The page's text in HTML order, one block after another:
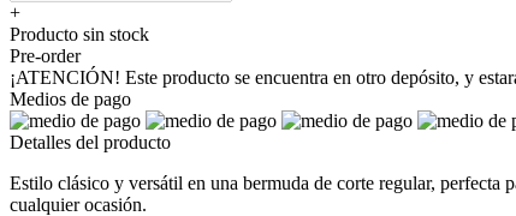
+
Producto sin stock
Pre-order
¡ATENCIÓN! Este producto se encuentra en otro depósito, y
Medios de pago
Detalles del producto
Estilo clásico y versátil en una bermuda de corte regular, perfecta
cualquier ocasión.